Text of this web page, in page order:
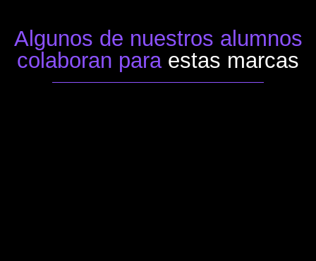
Algunos de nuestros alumnos
colaboran para estas marcas